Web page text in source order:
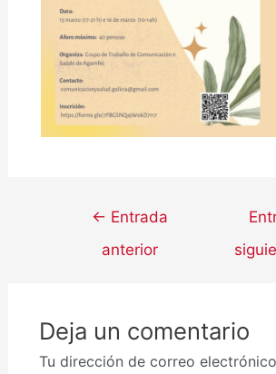
← Entrada
anterior
Deja un comentario
Tu dirección de correo